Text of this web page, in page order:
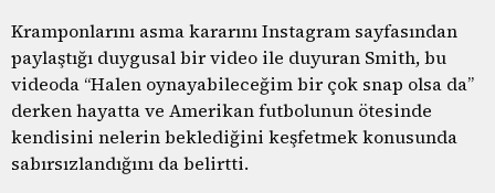
Kramponlarını asma kararını Instagram sayfasından
paylaştığı duygusal bir video ile duyuran Smith, bu
videoda “Halen oynayabileceğim bir çok snap olsa da”
derken hayatta ve Amerikan futbolunun ötesinde
kendisini nelerin beklediğini keşfetmek konusunda
sabırsızlandığını da belirtti.